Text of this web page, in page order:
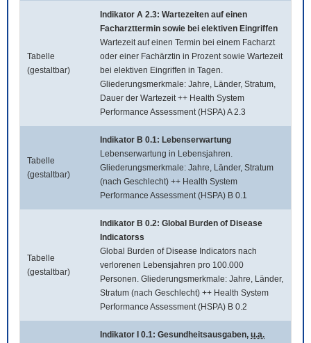
Tabelle
(gestaltbar)
Indikator A 2.3: Wartezeiten auf einen
Facharzttermin sowie bei elektiven Eingriffen
Wartezeit auf einen Termin bei einem Facharzt
oder einer Fachärztin in Prozent sowie Wartezeit
bei elektiven Eingriffen in Tagen.
Gliederungsmerkmale: Jahre, Länder, Stratum,
Dauer der Wartezeit ++ Health System
Performance Assessment (HSPA) A 2.3
Tabelle
(gestaltbar)
Indikator B 0.1: Lebenserwartung
Lebenserwartung in Lebensjahren.
Gliederungsmerkmale: Jahre, Länder, Stratum
(nach Geschlecht) ++ Health System
Performance Assessment (HSPA) B 0.1
Tabelle
(gestaltbar)
Indikator B 0.2: Global Burden of Disease
Indicatorss
Global Burden of Disease Indicators nach
verlorenen Lebensjahren pro 100.000
Personen. Gliederungsmerkmale: Jahre, Länder,
Stratum (nach Geschlecht) ++ Health System
Performance Assessment (HSPA) B 0.2
Indikator I 0.1: Gesundheitsausgaben, u.a.